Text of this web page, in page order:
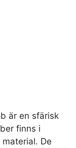
är en sfärisk
finns i
De